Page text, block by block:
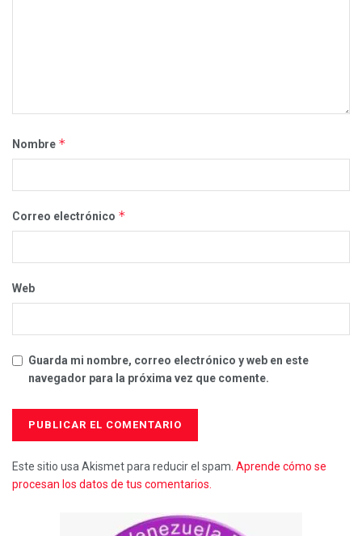
Nombre *
Correo electrónico *
Web
Guarda mi nombre, correo electrónico y web en este
navegador para la próxima vez que comente.
Este sitio usa Akismet para reducir el spam. Aprende cómo se
procesan los datos de tus comentarios.